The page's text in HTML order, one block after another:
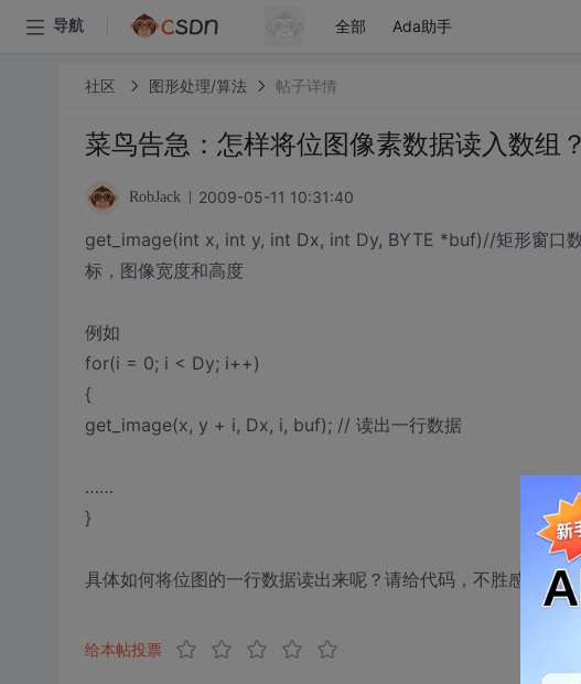
导航 全部 Ada助手
社区 图形处理/算法 帖子详情
菜鸟告急：怎样将位图像素数据读入数组
RobJack 2009-05-11 10:31:40
get_image(int x, int y, int Dx, int Dy, BYTE *buf)//矩形窗口
标，图像宽度和高度
例如
for(i = 0; i < Dy; i++)
{
get_image(x, y + i, Dx, i, buf); // 读出一行数据
……
}
具体如何将位图的一行数据读出来呢？请给代码，不胜感激！！
给本帖投票